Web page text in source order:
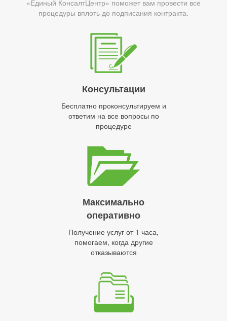
«Единый КонсалтЦентр» поможет вам провести все
процедуры вплоть до подписания контракта.
Консультации
Бесплатно проконсультируем и
ответим на все вопросы по
процедуре
Максимально
оперативно
Получение услуг от 1 часа,
помогаем, когда другие
отказываются